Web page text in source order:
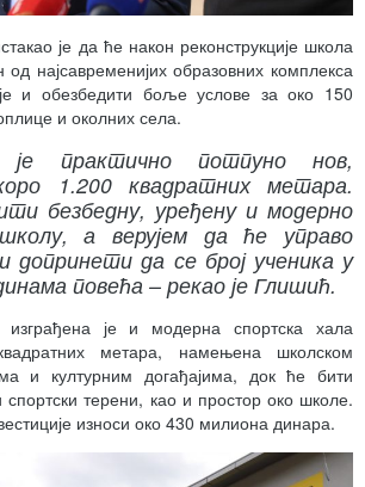
је да ће након реконструкције школа
од најсавременијих образовних комплекса
и обезбедити боље услове за око 150
и околних села.
практично потпуно нов,
1.200 квадратних метара.
безбедну, уређену и модерно
а верујем да ће управо
допринети да се број ученика у
повећа – рекао је Глишић.
изграђена је и модерна спортска хала
метара, намењена школском
и културним догађајима, док ће бити
терени, као и простор око школе.
износи око 430 милиона динара.